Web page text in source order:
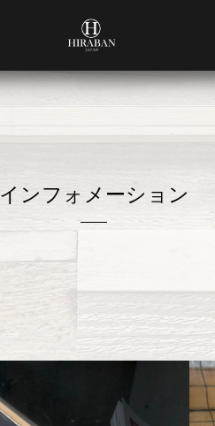
インフォメーション